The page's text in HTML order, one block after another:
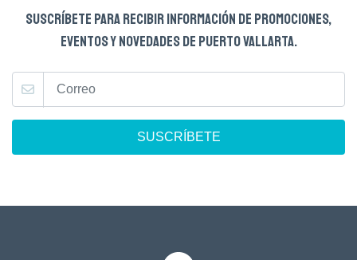
SUSCRÍBETE PARA RECIBIR INFORMACIÓN DE PROMOCIONES,
EVENTOS Y NOVEDADES DE PUERTO VALLARTA.
SUSCRÍBETE